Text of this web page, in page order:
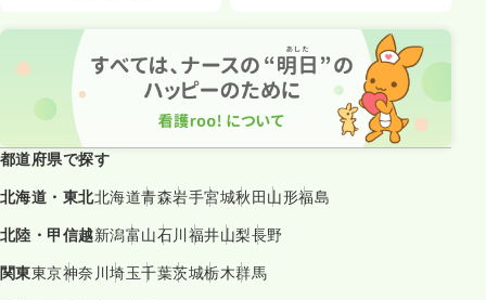
都道府県で探す
北海道・東北北海道青森岩手宮城秋田山形福島
北陸・甲信越新潟富山石川福井山梨長野
関東東京神奈川埼玉千葉茨城栃木群馬